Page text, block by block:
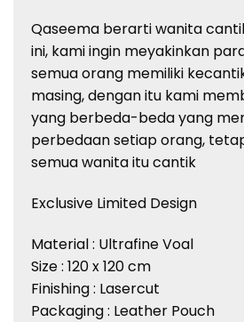
Qaseema berarti wanita
ini, kami ingin meyakinkan
semua orang memiliki
masing, dengan itu kami
yang berbeda-beda yang
perbedaan setiap orang,
semua wanita itu cantik
Exclusive Limited Design
Material : Ultrafine Voal
Size : 120 x 120 cm
Finishing : Lasercut
Packaging : Leather Pouch